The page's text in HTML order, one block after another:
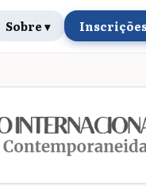
Sobre ▾